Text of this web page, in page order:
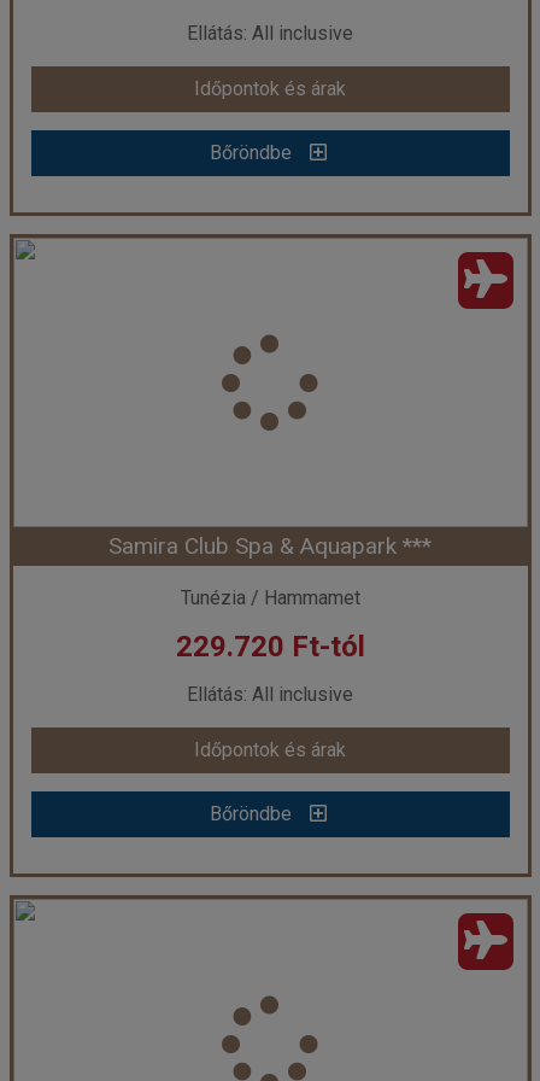
Időpontok és árak
Bőröndbe
Ellátás: All inclusive
Időpontok és árak
Bőröndbe
LE HAMMAMET HOTEL & SPA4 ****
Város:Hammamet
Utazás módja:
Ellátás:
All inclusive
Szálláskategória:Hotel ****
Kétágyas szoba Kertre néző
Időpont: 2026-08-25 | 7 éj
már 229.709 Ft-tól
Időpontok és árak
Bőröndbe
Samira Club Spa & Aquapark ***
Tunézia / Hammamet
229.720 Ft-tól
Ellátás: All inclusive
Időpontok és árak
Bőröndbe
Samira Club Spa & Aquapark ***
Város:Hammamet
Utazás módja:
Ellátás:
All inclusive
Szálláskategória:Hotel ***